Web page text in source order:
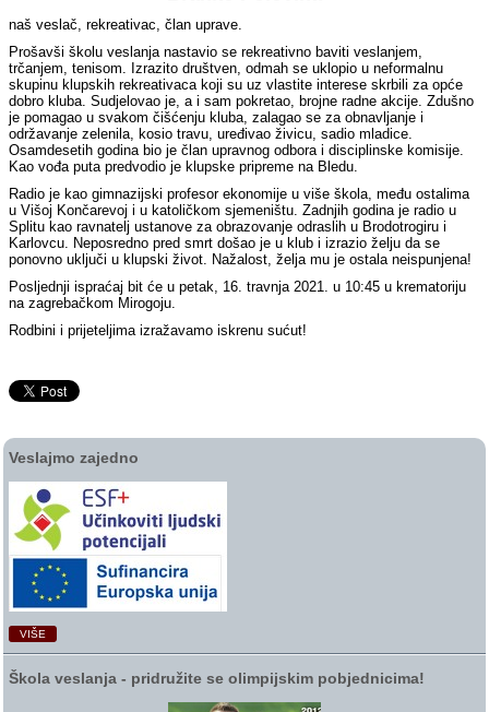
naš veslač, rekreativac, član uprave.
Prošavši školu veslanja nastavio se rekreativno baviti veslanjem,
trčanjem, tenisom. Izrazito društven, odmah se uklopio u neformalnu
skupinu klupskih rekreativaca koji su uz vlastite interese skrbili za opće
dobro kluba. Sudjelovao je, a i sam pokretao, brojne radne akcije. Zdušno
je pomagao u svakom čišćenju kluba, zalagao se za obnavljanje i
održavanje zelenila, kosio travu, uređivao živicu, sadio mladice.
Osamdesetih godina bio je član upravnog odbora i disciplinske komisije.
Kao vođa puta predvodio je klupske pripreme na Bledu.
Radio je kao gimnazijski profesor ekonomije u više škola, među ostalima
u Višoj Končarevoj i u katoličkom sjemeništu. Zadnjih godina je radio u
Splitu kao ravnatelj ustanove za obrazovanje odraslih u Brodotrogiru i
Karlovcu. Neposredno pred smrt došao je u klub i izrazio želju da se
ponovno uključi u klupski život. Nažalost, želja mu je ostala neispunjena!
Posljednji ispraćaj bit će u petak, 16. travnja 2021. u 10:45 u krematoriju
na zagrebačkom Mirogoju.
Rodbini i prijeteljima izražavamo iskrenu sućut!
Veslajmo zajedno
VIŠE
Škola veslanja ‑ pridružite se olimpijskim pobjednicima!